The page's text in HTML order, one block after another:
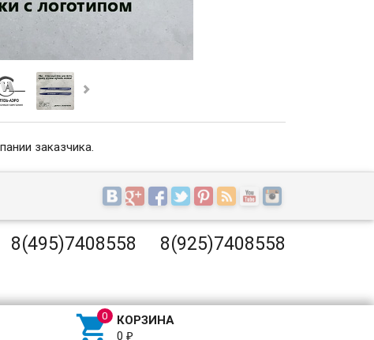
заказчика.
8(495)7408558 8(925)7408558
 КОРЗИНА
0 ₽